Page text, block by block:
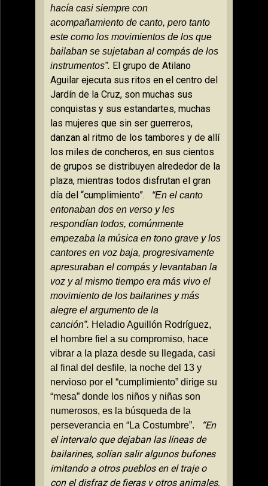
hacía casi siempre con
acompañamiento de canto, pero tanto
este como los movimientos de los que
bailaban se sujetaban al compás de los
instrumentos”. El grupo de Atilano
Aguilar ejecuta sus ritos en el centro del
Jardín de la Cruz, son muchas sus
conquistas y sus estandartes, muchas
las mujeres que sin ser guerreros,
danzan al ritmo de los tambores y de allí
los miles de concheros, en sus cientos
de grupos se distribuyen alrededor de la
plaza, mientras todos disfrutan el gran
día del “cumplimiento”.
“En el canto
entonaban dos en verso y les
respondían todos, comúnmente
empezaba la música en tono grave y los
cantores en voz baja, progresivamente
apresuraban el compás y levantaban la
voz y al mismo tiempo era más vivo el
movimiento de los bailarines y más
alegre el argumento de la
canción”. Heladio Aguillón Rodríguez,
el hombre fiel a su compromiso, hace
vibrar a la plaza desde su llegada, casi
al final del desfile, la noche del 13 y
nervioso por el “cumplimiento” dirige su
“mesa” donde los niños y niñas son
numerosos, es la búsqueda de la
perseverancia en “La Costumbre”.
“En
el intervalo que dejaban las líneas de
bailarines, solían salir algunos bufones
imitando a otros pueblos en el traje o
con el disfraz de fieras y otros animales,